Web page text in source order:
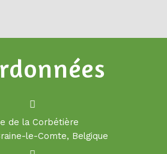
de la Corbétière
le-Comte, Belgique